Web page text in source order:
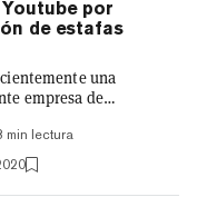
a favor de
se cotiza algo cerca
Mercado de
por
de estafas
una
empresa de
junto con su CEO
tribunal federal de
La demanda
min lectura